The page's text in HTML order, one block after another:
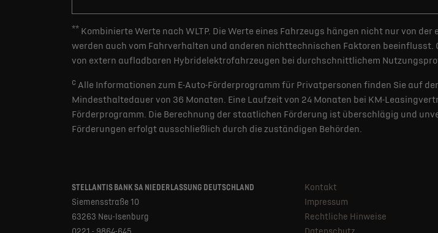
** Kombinierte Werte nach WLTP. Die Werte eines Fahrzeugs hängen nicht nur von
werden auch vom Fahrverhalten und anderen nichttechnischen Faktoren
von extern aufladbaren Hybridelektrofahrzeugen bei durchschnittlichem
c Alle Informationen zum E-Auto-Förderprogramm für Privatpersonen finden Sie auf
Mindesthaltedauer von 36 Monaten. Eine Laufzeit von 24 Monaten bei KM-
Förderprogramm. Die Berechnung der staatlichen Förderung ist überschlägig und
Förderungen erfolgt ausschließlich durch die zuständigen Behörden.
STELLANTIS BANK SA NIEDERLASSUNG DEUTSCHLAND
Siemensstraße 10
63263 Neu-Isenburg
Kontakt
Impressum
Rechtliche Hinweise